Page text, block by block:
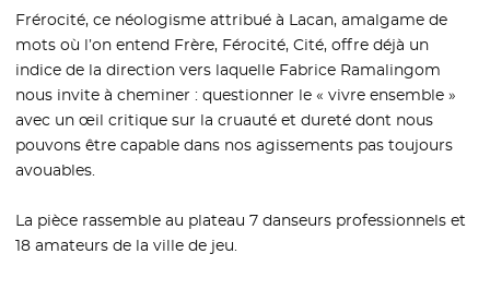
Frérocité, ce néologisme attribué à Lacan, amalgame de
mots où l’on entend Frère, Férocité, Cité, offre déjà un
indice de la direction vers laquelle Fabrice Ramalingom
nous invite à cheminer : questionner le « vivre ensemble »
avec un œil critique sur la cruauté et dureté dont nous
pouvons être capable dans nos agissements pas toujours
avouables.
La pièce rassemble au plateau 7 danseurs professionnels et
18 amateurs de la ville de jeu.